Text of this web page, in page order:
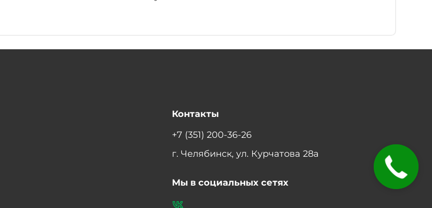
Контакты
+7 (351) 200-36-26
г. Челябинск, ул. Курчатова 28а
Мы в социальных сетях
ЗАКАЗАТЬ
ЗВОНОК